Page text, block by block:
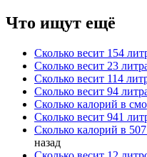
Что ищут ещё
Cколько весит 154
Cколько весит 23
Cколько весит 114
Cколько весит 94
Cколько калорий в
Cколько весит 941
Cколько калорий в
назад